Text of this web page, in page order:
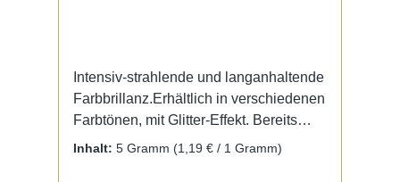
Intensiv-strahlende und langanhaltende
Farbbrillanz.Erhältlich in verschiedenen
Farbtönen, mit Glitter-Effekt. Bereits
fertig zur Benutzung mit Liquid. Kein
Inhalt: 5 Gramm (1,19 € / 1 Gramm)